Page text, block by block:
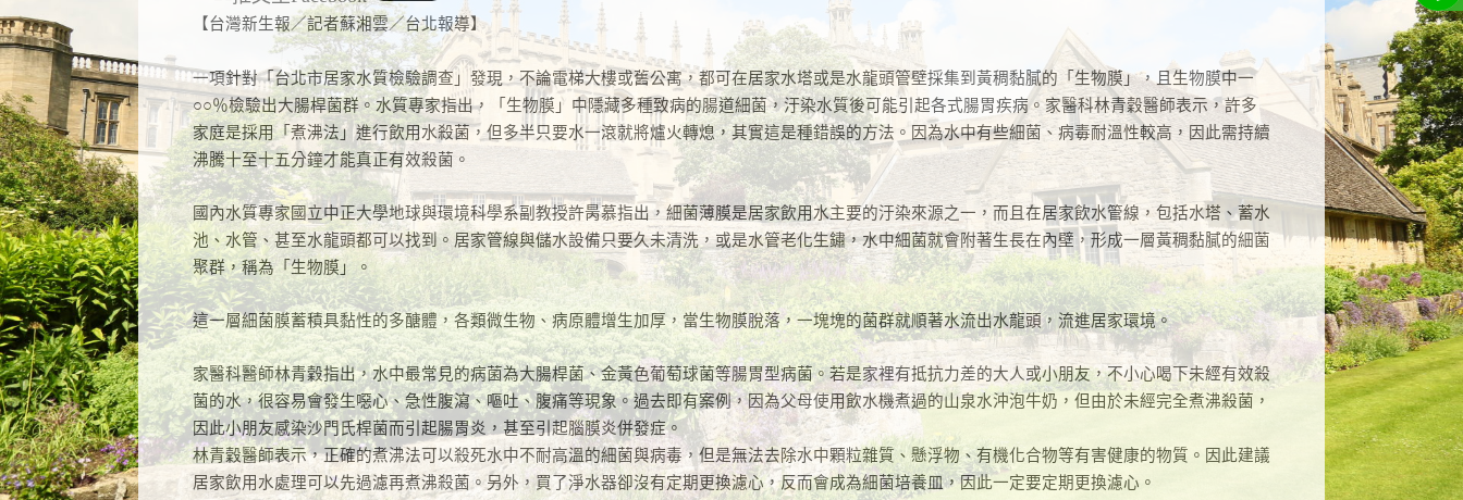
【台灣新生報／記者蘇湘雲／台北報導】
一項針對「台北市居家水質檢驗調查」發現，不論電梯大樓或舊公寓，都可在居家水塔或是水龍頭管壁採集到黃稠黏膩的「生物膜」，且生物膜中一
○○％檢驗出大腸桿菌群。水質專家指出，「生物膜」中隱藏多種致病的腸道細菌，汙染水質後可能引起各式腸胃疾病。家醫科林青穀醫師表示，許多
家庭是採用「煮沸法」進行飲用水殺菌，但多半只要水一滾就將爐火轉熄，其實這是種錯誤的方法。因為水中有些細菌、病毒耐溫性較高，因此需持續
沸騰十至十五分鐘才能真正有效殺菌。
國內水質專家國立中正大學地球與環境科學系副教授許昺慕指出，細菌薄膜是居家飲用水主要的汙染來源之一，而且在居家飲水管線，包括水塔、蓄水
池、水管、甚至水龍頭都可以找到。居家管線與儲水設備只要久未清洗，或是水管老化生鏽，水中細菌就會附著生長在內壁，形成一層黃稠黏膩的細菌
聚群，稱為「生物膜」。
這一層細菌膜蓄積具黏性的多醣體，各類微生物、病原體增生加厚，當生物膜脫落，一塊塊的菌群就順著水流出水龍頭，流進居家環境。
家醫科醫師林青穀指出，水中最常見的病菌為大腸桿菌、金黃色葡萄球菌等腸胃型病菌。若是家裡有抵抗力差的大人或小朋友，不小心喝下未經有效殺
菌的水，很容易會發生噁心、急性腹瀉、嘔吐、腹痛等現象。過去即有案例，因為父母使用飲水機煮過的山泉水沖泡牛奶，但由於未經完全煮沸殺菌，
因此小朋友感染沙門氏桿菌而引起腸胃炎，甚至引起腦膜炎併發症。
林青穀醫師表示，正確的煮沸法可以殺死水中不耐高溫的細菌與病毒，但是無法去除水中顆粒雜質、懸浮物、有機化合物等有害健康的物質。因此建議
居家飲用水處理可以先過濾再煮沸殺菌。另外，買了淨水器卻沒有定期更換濾心，反而會成為細菌培養皿，因此一定要定期更換濾心。